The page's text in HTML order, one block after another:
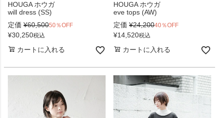
HOUGA ホウガ
will dress (SS)
定価 ¥60,50050％OFF
¥30,250税込
カートに入れる
HOUGA ホウガ
eve tops (AW)
定価 ¥24,20040％OFF
¥14,520税込
カートに入れる